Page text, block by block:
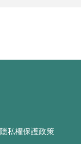
隱私權保護政策